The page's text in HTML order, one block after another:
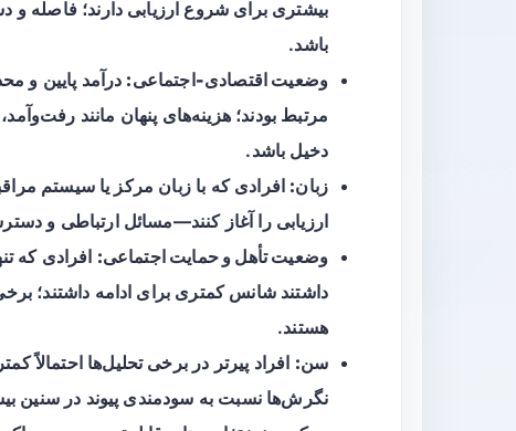
بیشتری برای شروع ارزیابی دارند؛ فاصله
باشد.
وضعیت اقتصادی-اجتماعی: درآمد پایین و
مرتبط بودند؛ هزینه‌های پنهان مانند
دخیل باشد.
زبان: افرادی که با زبان مرکز یا سیستم
ارزیابی را آغاز کنند—مسائل ارتباطی و
وضعیت تأهل و حمایت اجتماعی: افرادی که
داشتند شانس کمتری برای ادامه داشتند؛
هستند.
سن: افراد پیرتر در برخی تحلیل‌ها احتمالاً
نگرش‌ها نسبت به سودمندی پیوند در سنین